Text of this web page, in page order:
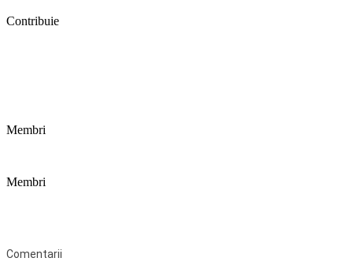
Contribuie
Membri
Membri
Comentarii